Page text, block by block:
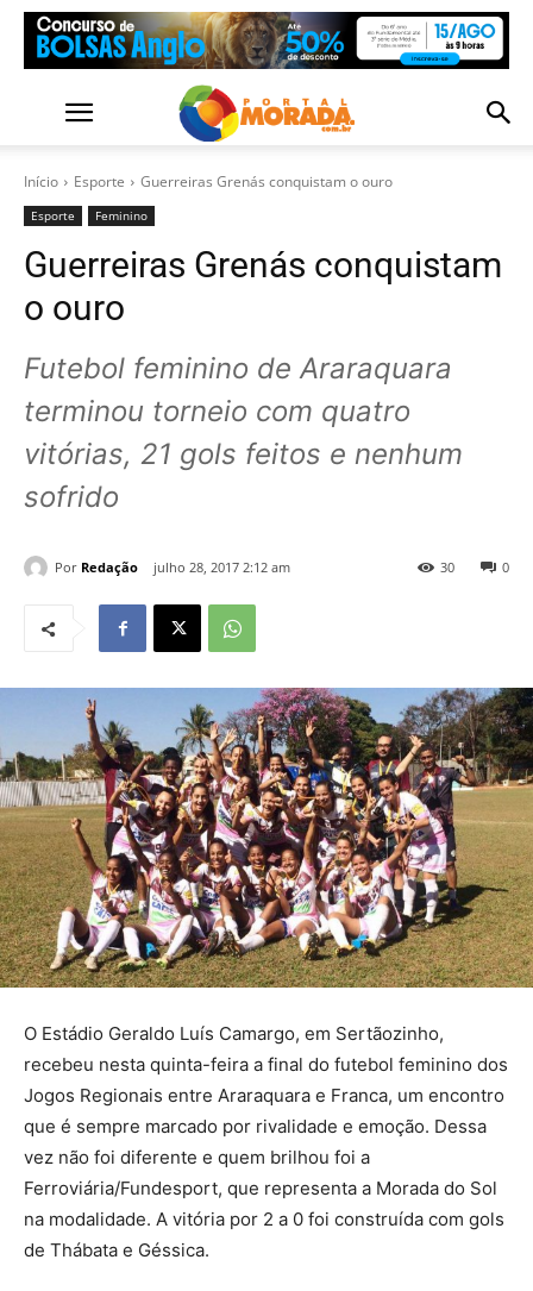
Início Esporte Guerreiras Grenás conquistam o ouro
Esporte Feminino
Guerreiras Grenás conquistam
o ouro
Futebol feminino de Araraquara
terminou torneio com quatro
vitórias, 21 gols feitos e nenhum
sofrido
Por Redação julho 28, 2017 2:12 am 0
30
O Estádio Geraldo Luís Camargo, em Sertãozinho,
recebeu nesta quinta-feira a final do futebol feminino dos
Jogos Regionais entre Araraquara e Franca, um encontro
que é sempre marcado por rivalidade e emoção. Dessa
vez não foi diferente e quem brilhou foi a
Ferroviária/Fundesport, que representa a Morada do Sol
na modalidade. A vitória por 2 a 0 foi construída com gols
de Thábata e Géssica.